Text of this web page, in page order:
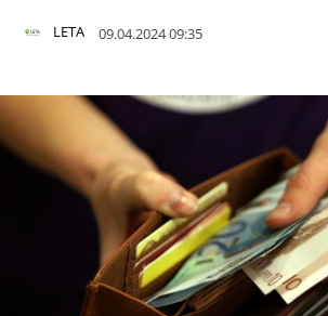
LETA 09.04.2024 09:35